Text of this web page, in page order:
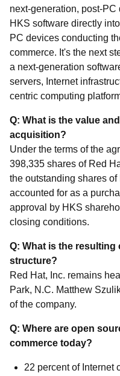
next-generation, post-
HKS software directly
PC devices conducting
commerce. It's the next
a next-generation
servers, Internet
centric computing
Q: What is the value
acquisition?
Under the terms of the
398,335 shares of Red
the outstanding shares
accounted for as a
approval by HKS
closing conditions.
Q: What is the
structure?
Red Hat, Inc. remains
Park, N.C. Matthew
of the company.
Q: Where are open
commerce today?
22 percent of Internet